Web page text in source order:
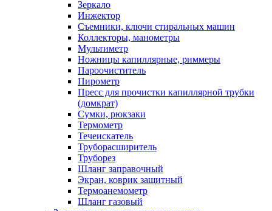
Зеркало
Инжектор
Съемники, ключи стиральных машин
Коллекторы, манометры
Мультиметр
Ножницы капиллярные, риммеры
Пароочиститель
Пирометр
Пресс для прочистки капиллярной трубки
(домкрат)
Сумки, рюкзаки
Термометр
Течеискатель
Труборасширитель
Труборез
Шланг заправочный
Экран, коврик защитный
Термоанемометр
Шланг газовый